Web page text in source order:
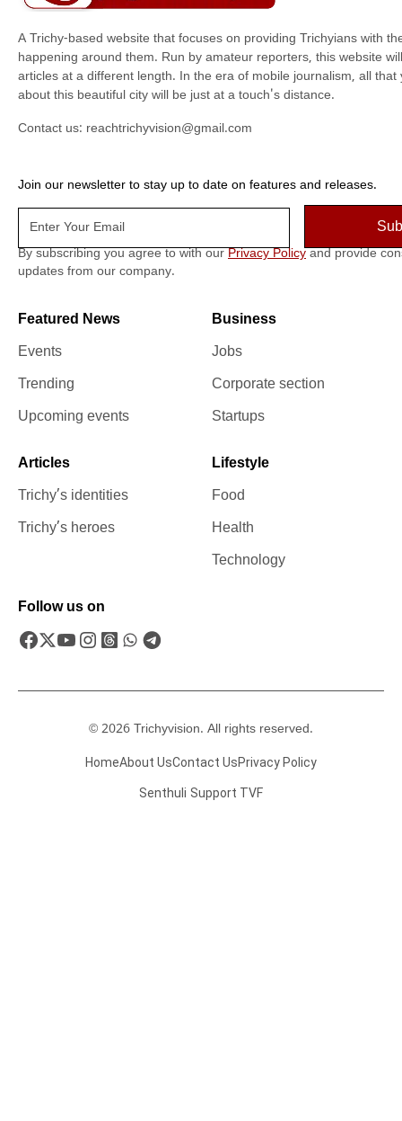
A Trichy-based website that focuses on providing Trichyians with
happening around them. Run by amateur reporters, this website
articles at a different length. In the era of mobile journalism, all that
about this beautiful city will be just at a touch's distance.
Contact us: reachtrichyvision@gmail.com
Join our newsletter to stay up to date on features and releases.
By subscribing you agree to with our Privacy Policy and provide
updates from our company.
Featured News
Events
Trending
Upcoming events
Business
Jobs
Corporate section
Startups
Articles
Trichy’s identities
Trichy’s heroes
Lifestyle
Food
Health
Technology
Follow us on
© 2026 Trichyvision. All rights reserved.
HomeAbout UsContact UsPrivacy Policy
Senthuli Support TVF